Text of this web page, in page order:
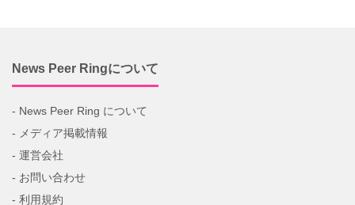
News Peer Ringについて
- News Peer Ring について
- メディア掲載情報
- 運営会社
- お問い合わせ
- 利用規約